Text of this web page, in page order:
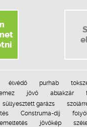
élvédő purhab
jövő ablakzár
süllyesztett garázs
Construma-díj
jövőkép